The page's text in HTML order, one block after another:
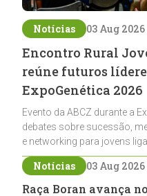
Notícias 03 Aug 2026
Encontro Rural
reúne futuros
ExpoGenética 2026
Evento da ABCZ durante a
debates sobre sucessão,
e networking para jovens
Notícias 03 Aug 2026
Raça Boran avança